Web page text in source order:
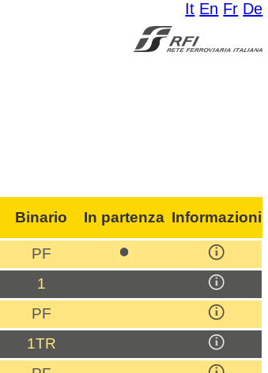
It En Fr De
Binario In partenza Informazioni
PF
1
PF
1TR